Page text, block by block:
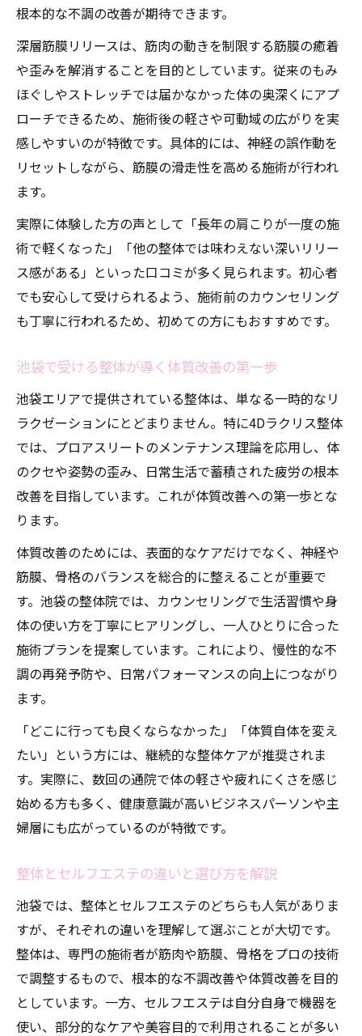
根本改善を目指す方に選ばれる施術法
整体で根本改善を目指すための重要ポイン
ト
整体難民が納得する根本ケアの実践法とは
整体で実現する筋バランス調整の効果解説
整体とセルフエステ併用の効果的な活用法
整体で姿勢改善と自律神経調整を両立する
酸素カプセルと整体の複合ケアで体質改善を
整体と酸素カプセルで目指す根本的体質改
善
酸素カプセル整体の効果と活用シーンとは
整体サブスクで実現する継続的体調管理法
整体とセルフエステを組み合わせた新提案
セルフケアでは届かない深部までアプローチ
整体でセルフケア以上の深部アプローチ体
験
整体の専門技術が導く長期的な体質改善へ
い
プロの整体師が伝える深層筋膜への重要性
整体のボディケアで感じる変化と持続力と
は
効果持続型整体で健康パフォーマンス向上へ
整体の効果を持続させるコツと日常ケア法
法
継続整体がもたらす体の変化と実感ポイン
ト
整体と酸素カプセルの持続的効果の実例紹
介
整体とセルフエステ併用で生活の質を向上
根本的な不調の改善が期待できます。
深層筋膜リリースは、筋肉の動きを制限する筋膜の癒着
や歪みを解消することを目的としています。従来のもみ
ほぐしやストレッチでは届かなかった体の奥深くにアプ
ローチできるため、施術後の軽さや可動域の広がりを実
感しやすいのが特徴です。具体的には、神経の誤作動を
リセットしながら、筋膜の滑走性を高める施術が行われ
ます。
実際に体験した方の声として「長年の肩こりが一度の施
術で軽くなった」「他の整体では味わえない深いリリー
ス感がある」といった口コミが多く見られます。初心者
でも安心して受けられるよう、施術前のカウンセリング
も丁寧に行われるため、初めての方にもおすすめです。
池袋で受ける整体が導く体質改善の第一歩
池袋エリアで提供されている整体は、単なる一時的なリ
ラクゼーションにとどまりません。特に4Dラクリス整体
では、プロアスリートのメンテナンス理論を応用し、体
のクセや姿勢の歪み、日常生活で蓄積された疲労の根本
改善を目指しています。これが体質改善への第一歩とな
ります。
体質改善のためには、表面的なケアだけでなく、神経や
筋膜、骨格のバランスを総合的に整えることが重要で
す。池袋の整体院では、カウンセリングで生活習慣や身
体の使い方を丁寧にヒアリングし、一人ひとりに合った
施術プランを提案しています。これにより、慢性的な不
調の再発予防や、日常パフォーマンスの向上につながり
ます。
「どこに行っても良くならなかった」「体質自体を変え
たい」という方には、継続的な整体ケアが推奨されま
す。実際に、数回の通院で体の軽さや疲れにくさを感じ
始める方も多く、健康意識が高いビジネスパーソンや主
婦層にも広がっているのが特徴です。
整体とセルフエステの違いと選び方を解説
池袋では、整体とセルフエステのどちらも人気がありま
すが、それぞれの違いを理解して選ぶことが大切です。
整体は、専門の施術者が筋肉や筋膜、骨格をプロの技術
で調整するもので、根本的な不調改善や体質改善を目的
としています。一方、セルフエステは自分自身で機器を
使い、部分的なケアや美容目的で利用されることが多い